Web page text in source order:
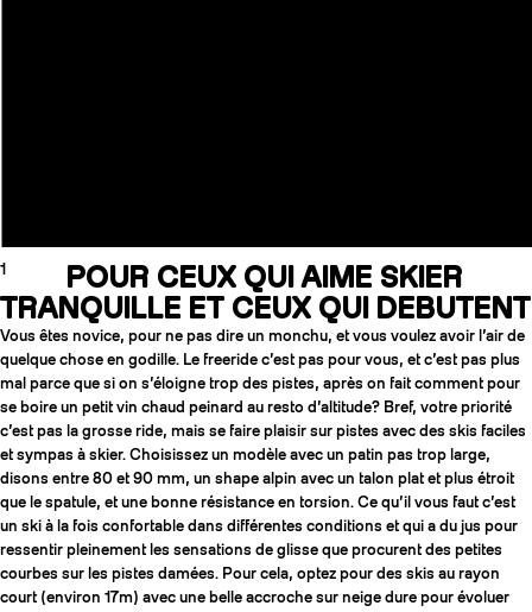
1
POUR CEUX QUI AIME SKIER
TRANQUILLE ET CEUX QUI DEBUTENT
Vous êtes novice, pour ne pas dire un monchu, et vous voulez avoir l’air de
quelque chose en godille. Le freeride c’est pas pour vous, et c’est pas plus
mal parce que si on s’éloigne trop des pistes, après on fait comment pour
se boire un petit vin chaud peinard au resto d’altitude? Bref, votre priorité
c’est pas la grosse ride, mais se faire plaisir sur pistes avec des skis faciles
et sympas à skier. Choisissez un modèle avec un patin pas trop large,
disons entre 80 et 90 mm, un shape alpin avec un talon plat et plus étroit
que le spatule, et une bonne résistance en torsion. Ce qu’il vous faut c’est
un ski à la fois confortable dans différentes conditions et qui a du jus pour
ressentir pleinement les sensations de glisse que procurent des petites
courbes sur les pistes damées. Pour cela, optez pour des skis au rayon
court (environ 17m) avec une belle accroche sur neige dure pour évoluer